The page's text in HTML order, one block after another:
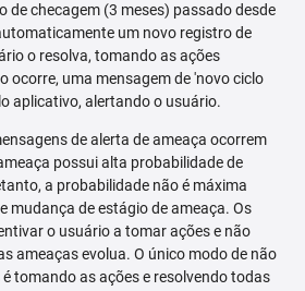
de checagem (3 meses) passado desde
um novo registro de
o resolva, tomando as ações
ocorre, uma mensagem de 'novo ciclo
aplicativo, alertando o usuário.
de alerta de ameaça ocorrem
possui alta probabilidade de
a probabilidade não é máxima
mudança de estágio de ameaça. Os
o usuário a tomar ações e não
ameaças evolua. O único modo de não
tomando as ações e resolvendo todas